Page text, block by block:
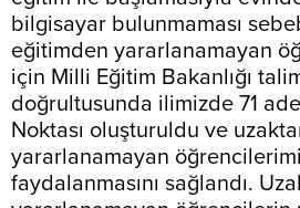
bilgisayar bulunmaması
eğitimden yararlanamayan
için Milli Eğitim Bakanlığı
doğrultusunda ilimizde 71
Noktası oluşturuldu ve
yararlanamayan
faydalanmasını sağlandı.